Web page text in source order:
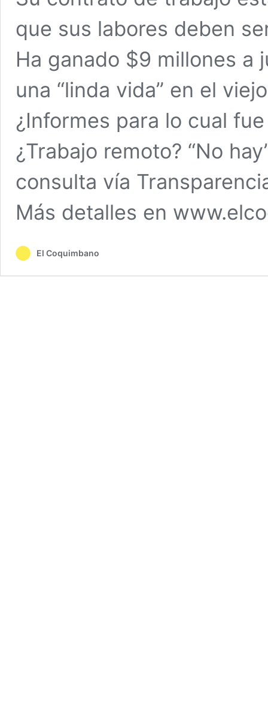
que sus labores deben
Ha ganado $9 millones a
una “linda vida” en el
¿Informes para lo cual
¿Trabajo remoto? “No
consulta vía
Más detalles en
El Coquimbano